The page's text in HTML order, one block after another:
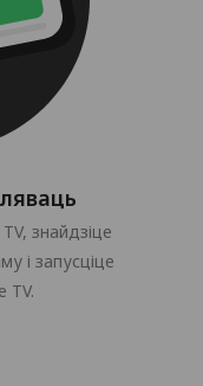
знайдзіце
і запусціце
TV.